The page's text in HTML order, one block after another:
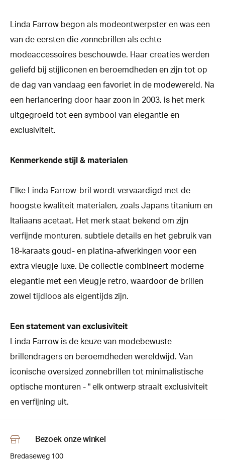
Linda Farrow begon als modeontwerpster en was een
van de eersten die zonnebrillen als echte
modeaccessoires beschouwde. Haar creaties werden
geliefd bij stijliconen en beroemdheden en zijn tot op
de dag van vandaag een favoriet in de modewereld. Na
een herlancering door haar zoon in 2003, is het merk
uitgegroeid tot een symbool van elegantie en
exclusiviteit.
Kenmerkende stijl & materialen
Elke Linda Farrow-bril wordt vervaardigd met de
hoogste kwaliteit materialen, zoals Japans titanium en
Italiaans acetaat. Het merk staat bekend om zijn
verfijnde monturen, subtiele details en het gebruik van
18-karaats goud- en platina-afwerkingen voor een
extra vleugje luxe. De collectie combineert moderne
elegantie met een vleugje retro, waardoor de brillen
zowel tijdloos als eigentijds zijn.
Een statement van exclusiviteit
Linda Farrow is de keuze van modebewuste
brillendragers en beroemdheden wereldwijd. Van
iconische oversized zonnebrillen tot minimalistische
optische monturen - " elk ontwerp straalt exclusiviteit
en verfijning uit.
Bezoek onze winkel
Bredaseweg 100